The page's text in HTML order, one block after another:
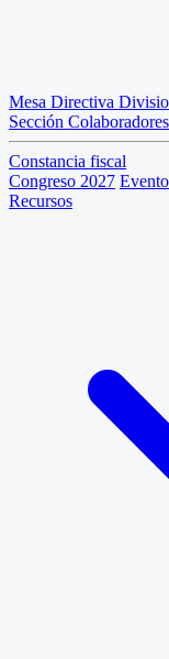
Mesa Directiva
Sección Colaboradores
Constancia fiscal
Congreso 2027
Recursos